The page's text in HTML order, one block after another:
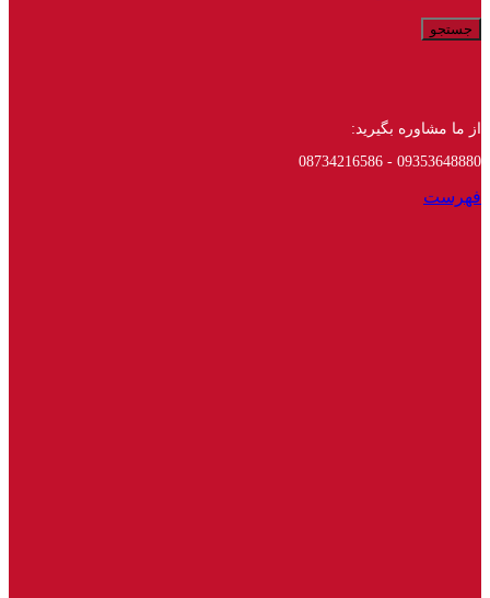
جستجو
از ما مشاوره بگیرید:
09353648880 - 08734216586
فهرست